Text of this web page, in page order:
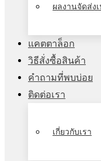
ผลงานจัดส่ง
แคตตาล็อก
วิธีสั่งซื้อสินค้า
คำถามที่พบบ่อย
ติดต่อเรา
เกี่ยวกับเรา